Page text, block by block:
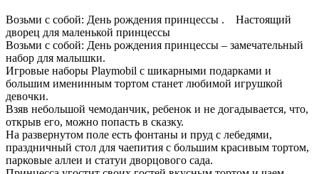
Возьми с собой: День рождения принцессы . Настоящий
дворец для маленькой принцессы
Возьми с собой: День рождения принцессы – замечательный
набор для малышки.
Игровые наборы Playmobil с шикарными подарками и
большим именинным тортом станет любимой игрушкой
девочки.
Взяв небольшой чемоданчик, ребенок и не догадывается, что,
открыв его, можно попасть в сказку.
На развернутом поле есть фонтаны и пруд с лебедями,
праздничный стол для чаепития с большим красивым тортом,
парковые аллеи и статуи дворцового сада.